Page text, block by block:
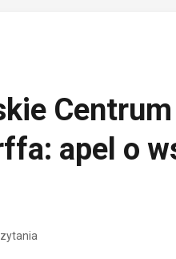
apel o